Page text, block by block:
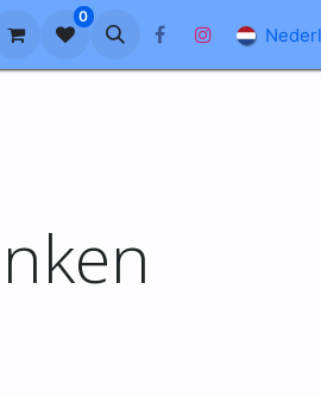
Ons Verhaal Blog FAQ
0